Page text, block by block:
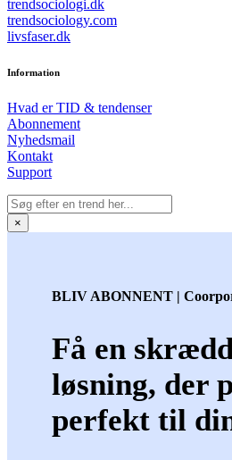
trendsociologi.dk
trendsociology.com
livsfaser.dk
Information
Hvad er TID & tendenser
Abonnement
Nyhedsmail
Kontakt
Support
×
BLIV ABONNENT |
Få en
løsning, der
perfekt til